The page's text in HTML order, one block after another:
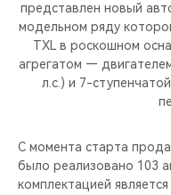
КРОССОВЕРЫ
СЕДАНЫ
НОВИНКИ
КРЕДИТ И СТРАХОВАНИЕ
ЗАПЧАСТИ И АКСЕССУАРЫ
ПОДДЕРЖКА
О БРЕНДЕ
CHERY В СОЦСЕТЯХ
БЛАГОТВОРИТЕЛЬНОСТЬ
КРЕДИТ
МЫ В СОЦСЕТЯХ
представлен новый
модельном ряду
TXL в роскошном
агрегатом —
л.с.) и 7-
С момента старта
было реализовано 103
комплектацией